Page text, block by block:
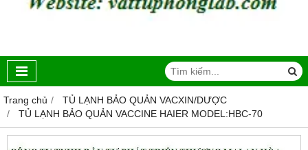
Trang chủ
TỦ LẠNH BẢO QUẢN VACXIN/DƯỢC
TỦ LẠNH BẢO QUẢN VACCINE HAIER MODEL:HBC-70